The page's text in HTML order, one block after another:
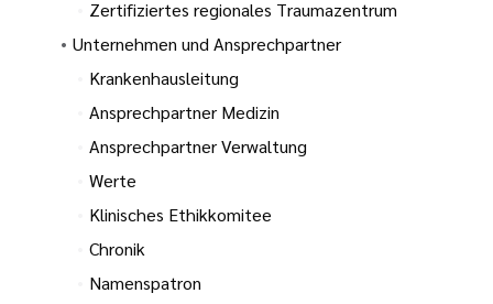
Unfallchirurgie
Pflege
in der
Zertifiziertes regionales Traumazentrum
Unternehmen und Ansprechpartner
Krankenhausleitung
Ansprechpartner Medizin
Ansprechpartner Verwaltung
Werte
Klinisches Ethikkomitee
Chronik
Namenspatron